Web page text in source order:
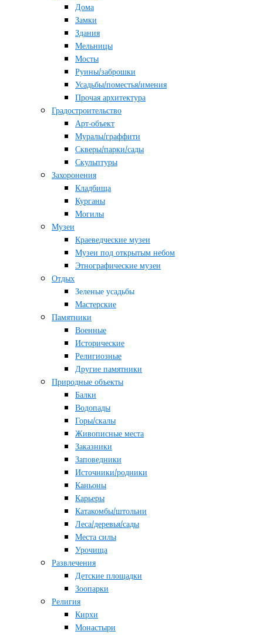
Дома
Замки
Здания
Мельницы
Мосты
Руины/заброшки
Усадьбы/поместья/имения
Прочая архитектура
Градостроительство
Арт-объект
Муралы/граффити
Скверы/парки/сады
Скульптуры
Захоронения
Кладбища
Курганы
Могилы
Музеи
Краеведческие музеи
Музеи под открытым небом
Этнографические музеи
Отдых
Зеленые усадьбы
Мастерские
Памятники
Военные
Исторические
Религиозные
Другие памятники
Природные объекты
Балки
Водопады
Горы/скалы
Живописные места
Заказники
Заповедники
Источники/родники
Каньоны
Карьеры
Катакомбы/штольни
Леса/деревья/сады
Места силы
Урочища
Развлечения
Детские площадки
Зоопарки
Религия
Кирхи
Монастыри